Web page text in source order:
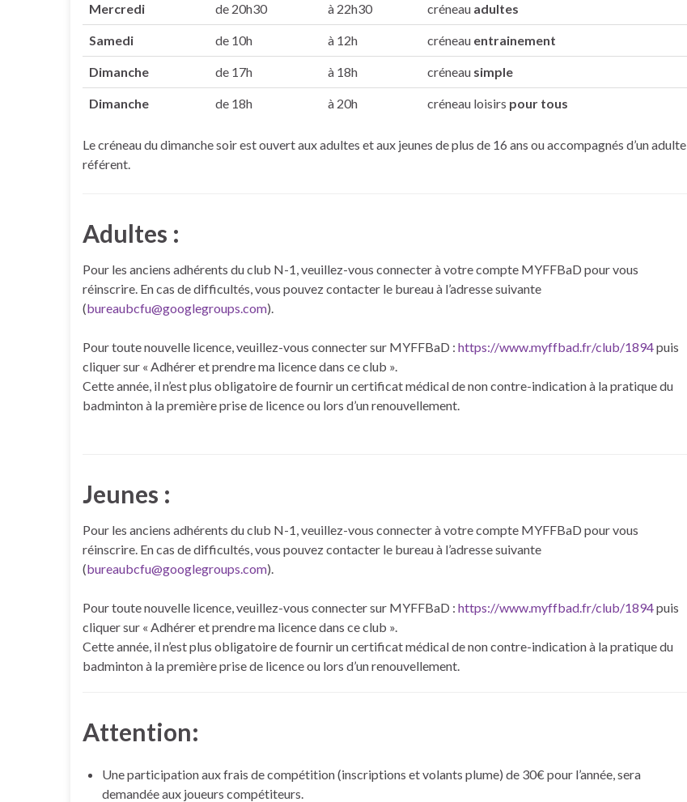
Mercredi de 20h30 à 22h30 créneau adultes
Samedi de 10h à 12h créneau entrainement
Dimanche de 17h à 18h créneau simple
Dimanche de 18h à 20h créneau loisirs pour tous
Le créneau du dimanche soir est ouvert aux adultes et aux jeunes de plus de 16 ans ou accompagnés d’un adulte
référent.
Adultes :
Pour les anciens adhérents du club N-1, veuillez-vous connecter à votre compte MYFFBaD pour vous
réinscrire. En cas de difficultés, vous pouvez contacter le bureau à l’adresse suivante
(bureaubcfu@googlegroups.com).
Pour toute nouvelle licence, veuillez-vous connecter sur MYFFBaD : https://www.myffbad.fr/club/1894puis
cliquer sur « Adhérer et prendre ma licence dans ce club ».
Cette année, il n’est plus obligatoire de fournir un certificat médical de non contre-indication à la pratique du
badminton à la première prise de licence ou lors d’un renouvellement.
Jeunes :
Pour les anciens adhérents du club N-1, veuillez-vous connecter à votre compte MYFFBaD pour vous
réinscrire. En cas de difficultés, vous pouvez contacter le bureau à l’adresse suivante
(bureaubcfu@googlegroups.com).
Pour toute nouvelle licence, veuillez-vous connecter sur MYFFBaD : https://www.myffbad.fr/club/1894puis
cliquer sur « Adhérer et prendre ma licence dans ce club ».
Cette année, il n’est plus obligatoire de fournir un certificat médical de non contre-indication à la pratique du
badminton à la première prise de licence ou lors d’un renouvellement.
Attention:
Une participation aux frais de compétition (inscriptions et volants plume) de 30€ pour l’année, sera
demandée aux joueurs compétiteurs.